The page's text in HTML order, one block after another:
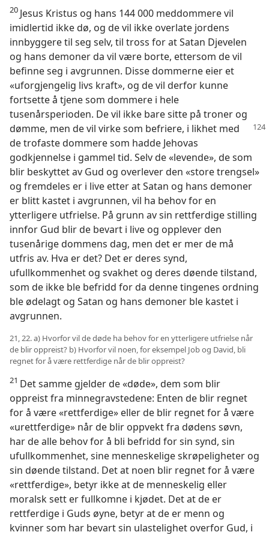
20 Jesus Kristus og hans 144 000 meddommere vil
imidlertid ikke dø, og de vil ikke overlate jordens
innbyggere til seg selv, til tross for at Satan Djevelen
og hans demoner da vil være borte, ettersom de vil
befinne seg i avgrunnen. Disse dommerne eier et
«uforgjengelig livs kraft», og de vil derfor kunne
fortsette å tjene som dommere i hele
tusenårsperioden. De vil ikke bare sitte på troner og
dømme, men de vil virke som befriere, i likhet med
de trofaste dommere som hadde Jehovas
godkjennelse i gammel tid. Selv de «levende», de som
blir beskyttet av Gud og overlever den «store trengsel»
og fremdeles er i live etter at Satan og hans demoner
er blitt kastet i avgrunnen, vil ha behov for en
ytterligere utfrielse. På grunn av sin rettferdige stilling
innfor Gud blir de bevart i live og opplever den
tusenårige dommens dag, men det er mer de må
utfris av. Hva er det? Det er deres synd,
ufullkommenhet og svakhet og deres døende tilstand,
som de ikke ble befridd for da denne tingenes ordning
ble ødelagt og Satan og hans demoner ble kastet i
avgrunnen.
21, 22. a) Hvorfor vil de døde ha behov for en ytterligere utfrielse når
de blir oppreist? b) Hvorfor vil noen, for eksempel Job og David, bli
regnet for å være rettferdige når de blir oppreist?
21 Det samme gjelder de «døde», dem som blir
oppreist fra minnegravstedene: Enten de blir regnet
for å være «rettferdige» eller de blir regnet for å være
«urettferdige» når de blir oppvekt fra dødens søvn,
har de alle behov for å bli befridd for sin synd, sin
ufullkommenhet, sine menneskelige skrøpeligheter og
sin døende tilstand. Det at noen blir regnet for å være
«rettferdige», betyr ikke at de menneskelig eller
moralsk sett er fullkomne i kjødet. Det at de er
rettferdige i Guds øyne, betyr at de er menn og
kvinner som har bevart sin ulastelighet overfor Gud, i